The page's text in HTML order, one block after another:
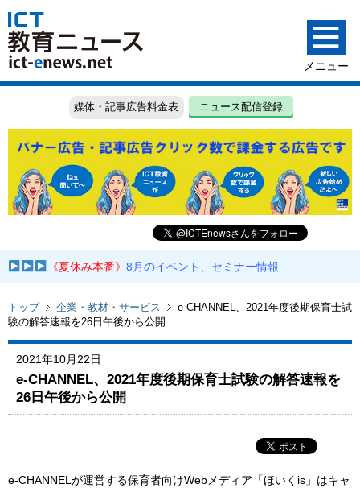
媒体・記事広告料金表 ニュース配信登録
《夏休み本番》8月のイベント、セミナー情報
トップ 企業・教材・サービス
e-CHANNEL、2021年度後期保育士試
験の解答速報を26日午後から公開
2021年10月22日
e-CHANNEL、2021年度後期保育士試験の解答速報を
26日午後から公開
e-CHANNELが運営する保育者向けWebメディア「ほいくis」はキャ